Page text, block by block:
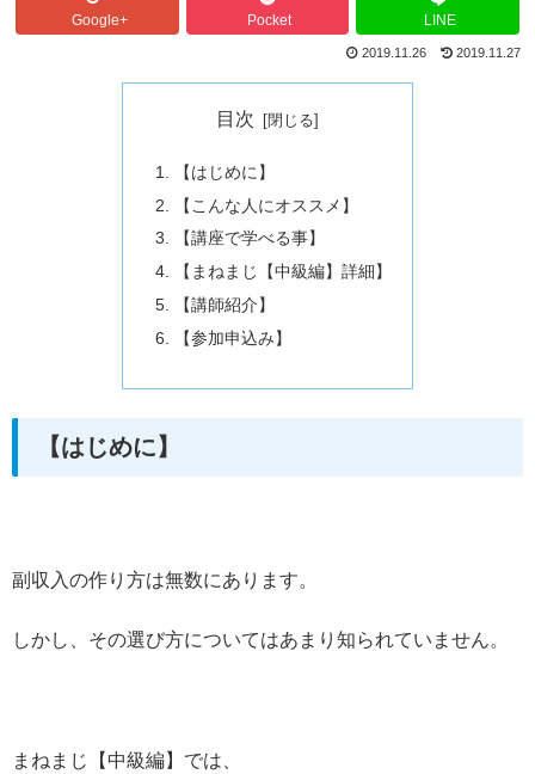
Google+ Pocket LINE
2019.11.26 2019.11.27
目次
【はじめに】
【こんな人にオススメ】
【講座で学べる事】
【まねまじ【中級編】詳細】
【講師紹介】
【参加申込み】
【はじめに】
副収入の作り方は無数にあります。
しかし、その選び方についてはあまり知られていません。
まねまじ【中級編】では、